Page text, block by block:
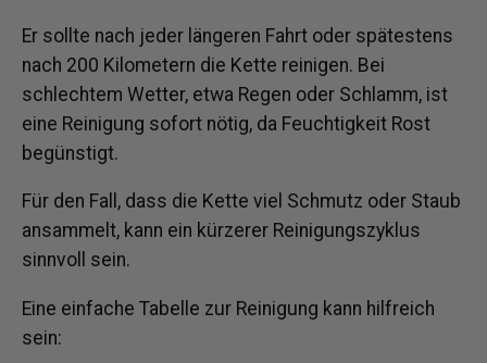
Er sollte nach jeder längeren Fahrt oder spätestens
nach 200 Kilometern die Kette reinigen. Bei
schlechtem Wetter, etwa Regen oder Schlamm, ist
eine Reinigung sofort nötig, da Feuchtigkeit Rost
begünstigt.
Für den Fall, dass die Kette viel Schmutz oder Staub
ansammelt, kann ein kürzerer Reinigungszyklus
sinnvoll sein.
Eine einfache Tabelle zur Reinigung kann hilfreich
sein: